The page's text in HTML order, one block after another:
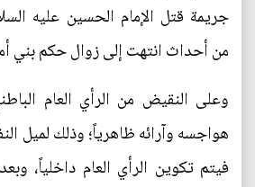
جريمة قتل الإمام الحسين عليه
من أحداث انتهت إلى زوال حكم بني
وعلى النقيض من الرأي العام
هواجسه وآرائه ظاهرياً؛ وذلك لميل
فيتم تكوين الرأي العام داخلياً،